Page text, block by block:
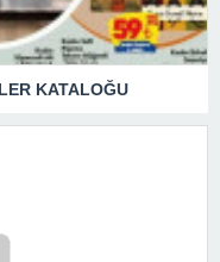
KATALOĞU